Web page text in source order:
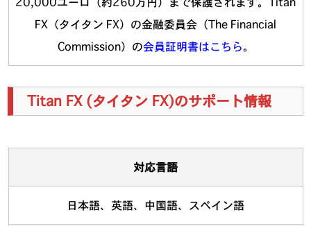
FX（タイタン FX）の金融委員会（The Financial
Commission）の会員証明書はこちら。
Titan FX (タイタン FX)のサポート情報
対応言語
日本語、英語、中国語、スペイン語